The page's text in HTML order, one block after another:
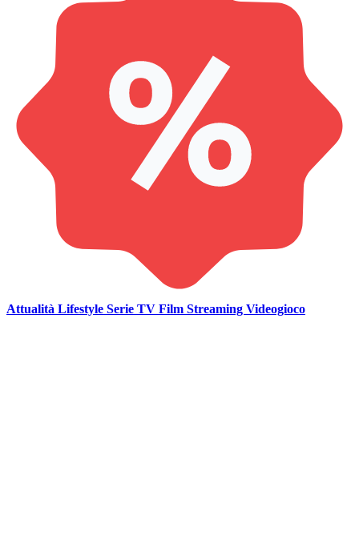
Attualità Lifestyle Serie TV Film Streaming Videogioco